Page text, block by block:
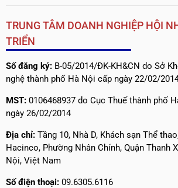
TRUNG TÂM DOANH NGHIỆP HỘI
TRIỂN
Số đăng ký: B-05/2014/ĐK-KH&CN do Sở
nghệ thành phố Hà Nội cấp ngày 22/02/
MST: 0106468937 do Cục Thuế thành phố
ngày 26/02/2014
Địa chỉ: Tầng 10, Nhà D, Khách sạn Thể
Hacinco, Phường Nhân Chính, Quận Thanh
Nội, Việt Nam
Số điện thoại: 09.6305.6116